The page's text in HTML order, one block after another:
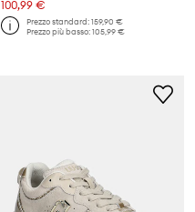
100,99 €
Prezzo standard:159,90 €
Prezzo più basso:105,99 €